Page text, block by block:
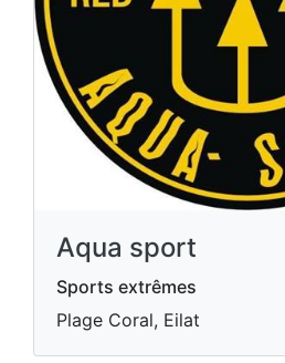
Aqua sport
Sports extrêmes
Plage Coral, Eilat